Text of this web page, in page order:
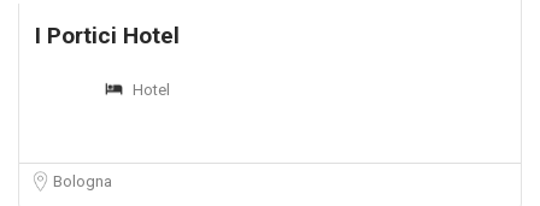
I Portici Hotel
Hotel
Bologna